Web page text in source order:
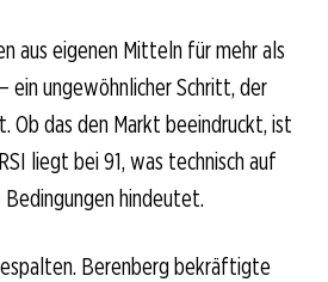
aus eigenen Mitteln für mehr als
ein ungewöhnlicher Schritt, der
Ob das den Markt beeindruckt, ist
liegt bei 91, was technisch auf
hindeutet.
Berenberg bekräftigte